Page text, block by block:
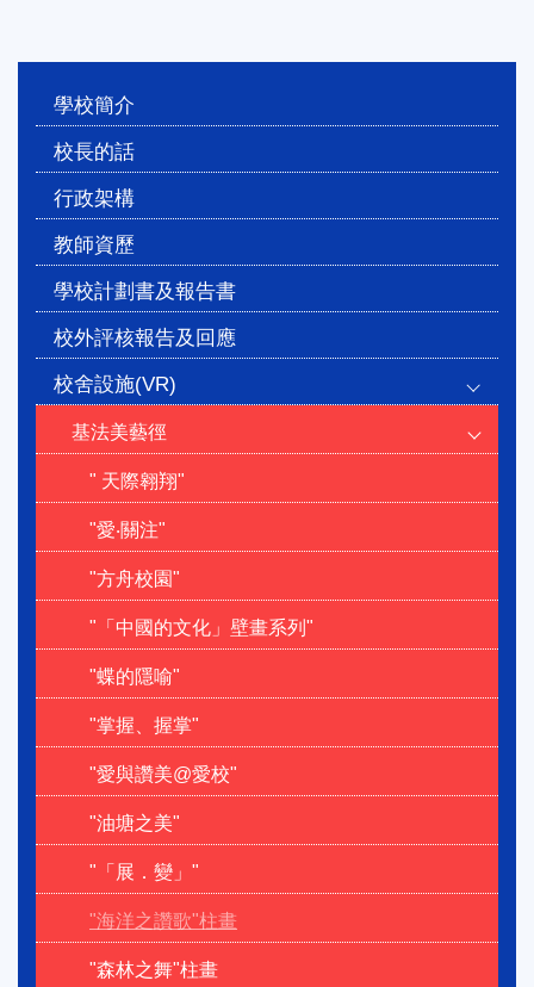
navigation
學校簡介
校長的話
行政架構
教師資歷
學校計劃書及報告書
校外評核報告及回應
校舍設施(VR)
基法美藝徑
" 天際翱翔"
"愛‧關注"
"方舟校園"
"「中國的文化」壁畫系列"
"蝶的隱喻"
"掌握、握掌"
"愛與讚美@愛校"
"油塘之美"
"「展．變」"
"海洋之讚歌"柱畫
"森林之舞"柱畫